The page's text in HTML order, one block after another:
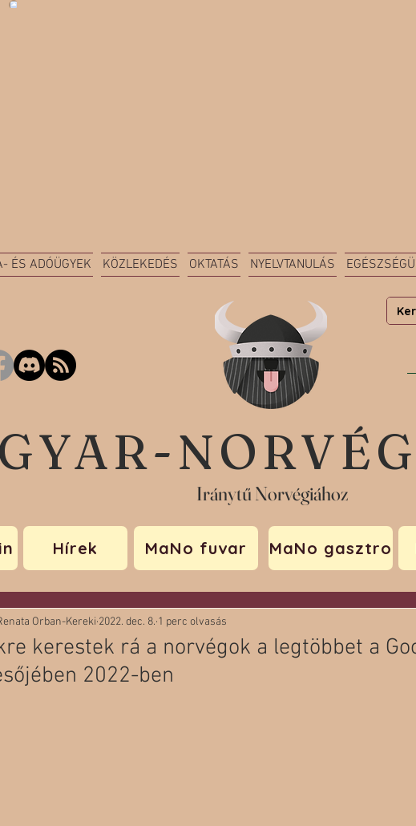
ÉS ADÓÜGYEK KÖZLEKEDÉS OKTATÁS NYELVTANULÁS
Iránytű Norvégiához
Hírek MaNo fuvar MaNo gasztro
kerestek rá a norvégok a legtöbbet a
2022-ben
Orban-Kereki 2022. dec. 8. 1 perc olvasás